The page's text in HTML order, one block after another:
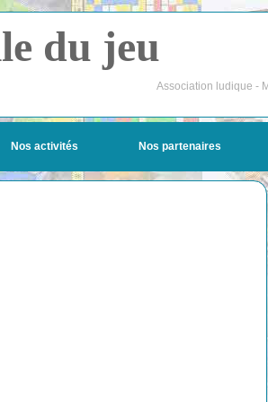
du jeu
Association ludique -
Nos activités Nos partenaires